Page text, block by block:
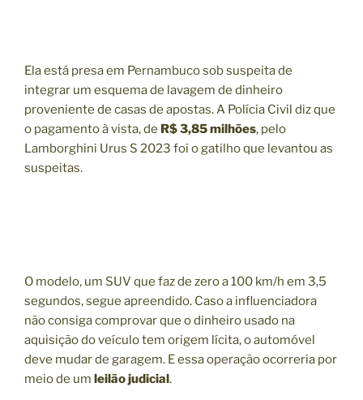
Ela está presa em Pernambuco sob suspeita de
integrar um esquema de lavagem de dinheiro
proveniente de casas de apostas. A Polícia Civil diz que
o pagamento à vista, de R$ 3,85 milhões, pelo
Lamborghini Urus S 2023 foi o gatilho que levantou as
suspeitas.
O modelo, um SUV que faz de zero a 100 km/h em 3,5
segundos, segue apreendido. Caso a influenciadora
não consiga comprovar que o dinheiro usado na
aquisição do veículo tem origem lícita, o automóvel
deve mudar de garagem. E essa operação ocorreria por
meio de um leilão judicial.